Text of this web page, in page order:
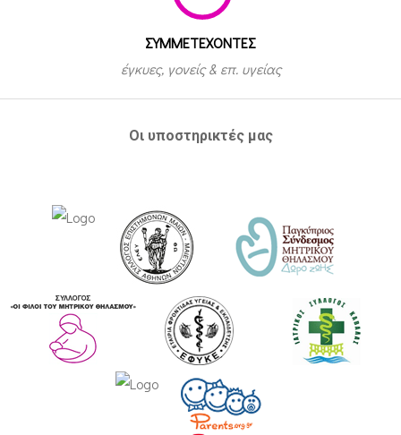
ΣΥΜΜΕΤEΧΟΝΤΕΣ
έγκυες, γονείς & επ. υγείας
Οι υποστηρικτές μας